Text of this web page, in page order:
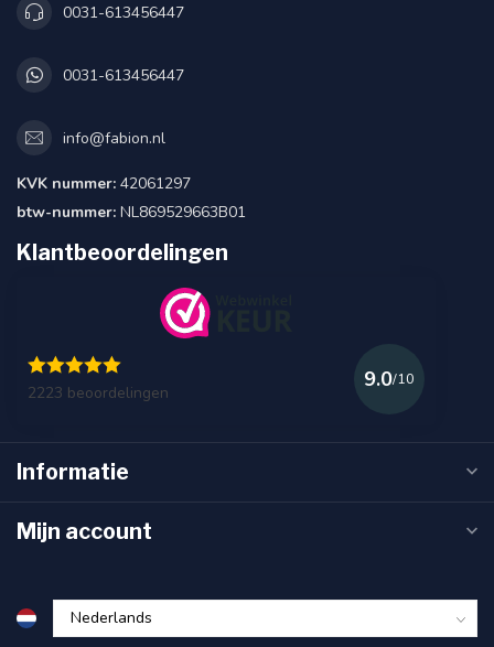
0031-613456447
0031-613456447
info@fabion.nl
KVK nummer: 42061297
btw-nummer: NL869529663B01
Klantbeoordelingen
2223 beoordelingen
9.0/10
Informatie
Mijn account